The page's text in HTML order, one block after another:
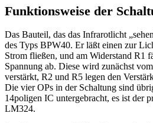
Funktionsweise der
Das Bauteil, das das Infrarotlicht
des Typs BPW40. Er läßt einen zur
Strom fließen, und am Widerstand R1
Spannung ab. Diese wird zunächst
verstärkt, R2 und R5 legen den
Die vier OPs in der Schaltung sind
14poligen IC untergebracht, es ist der
LM324.